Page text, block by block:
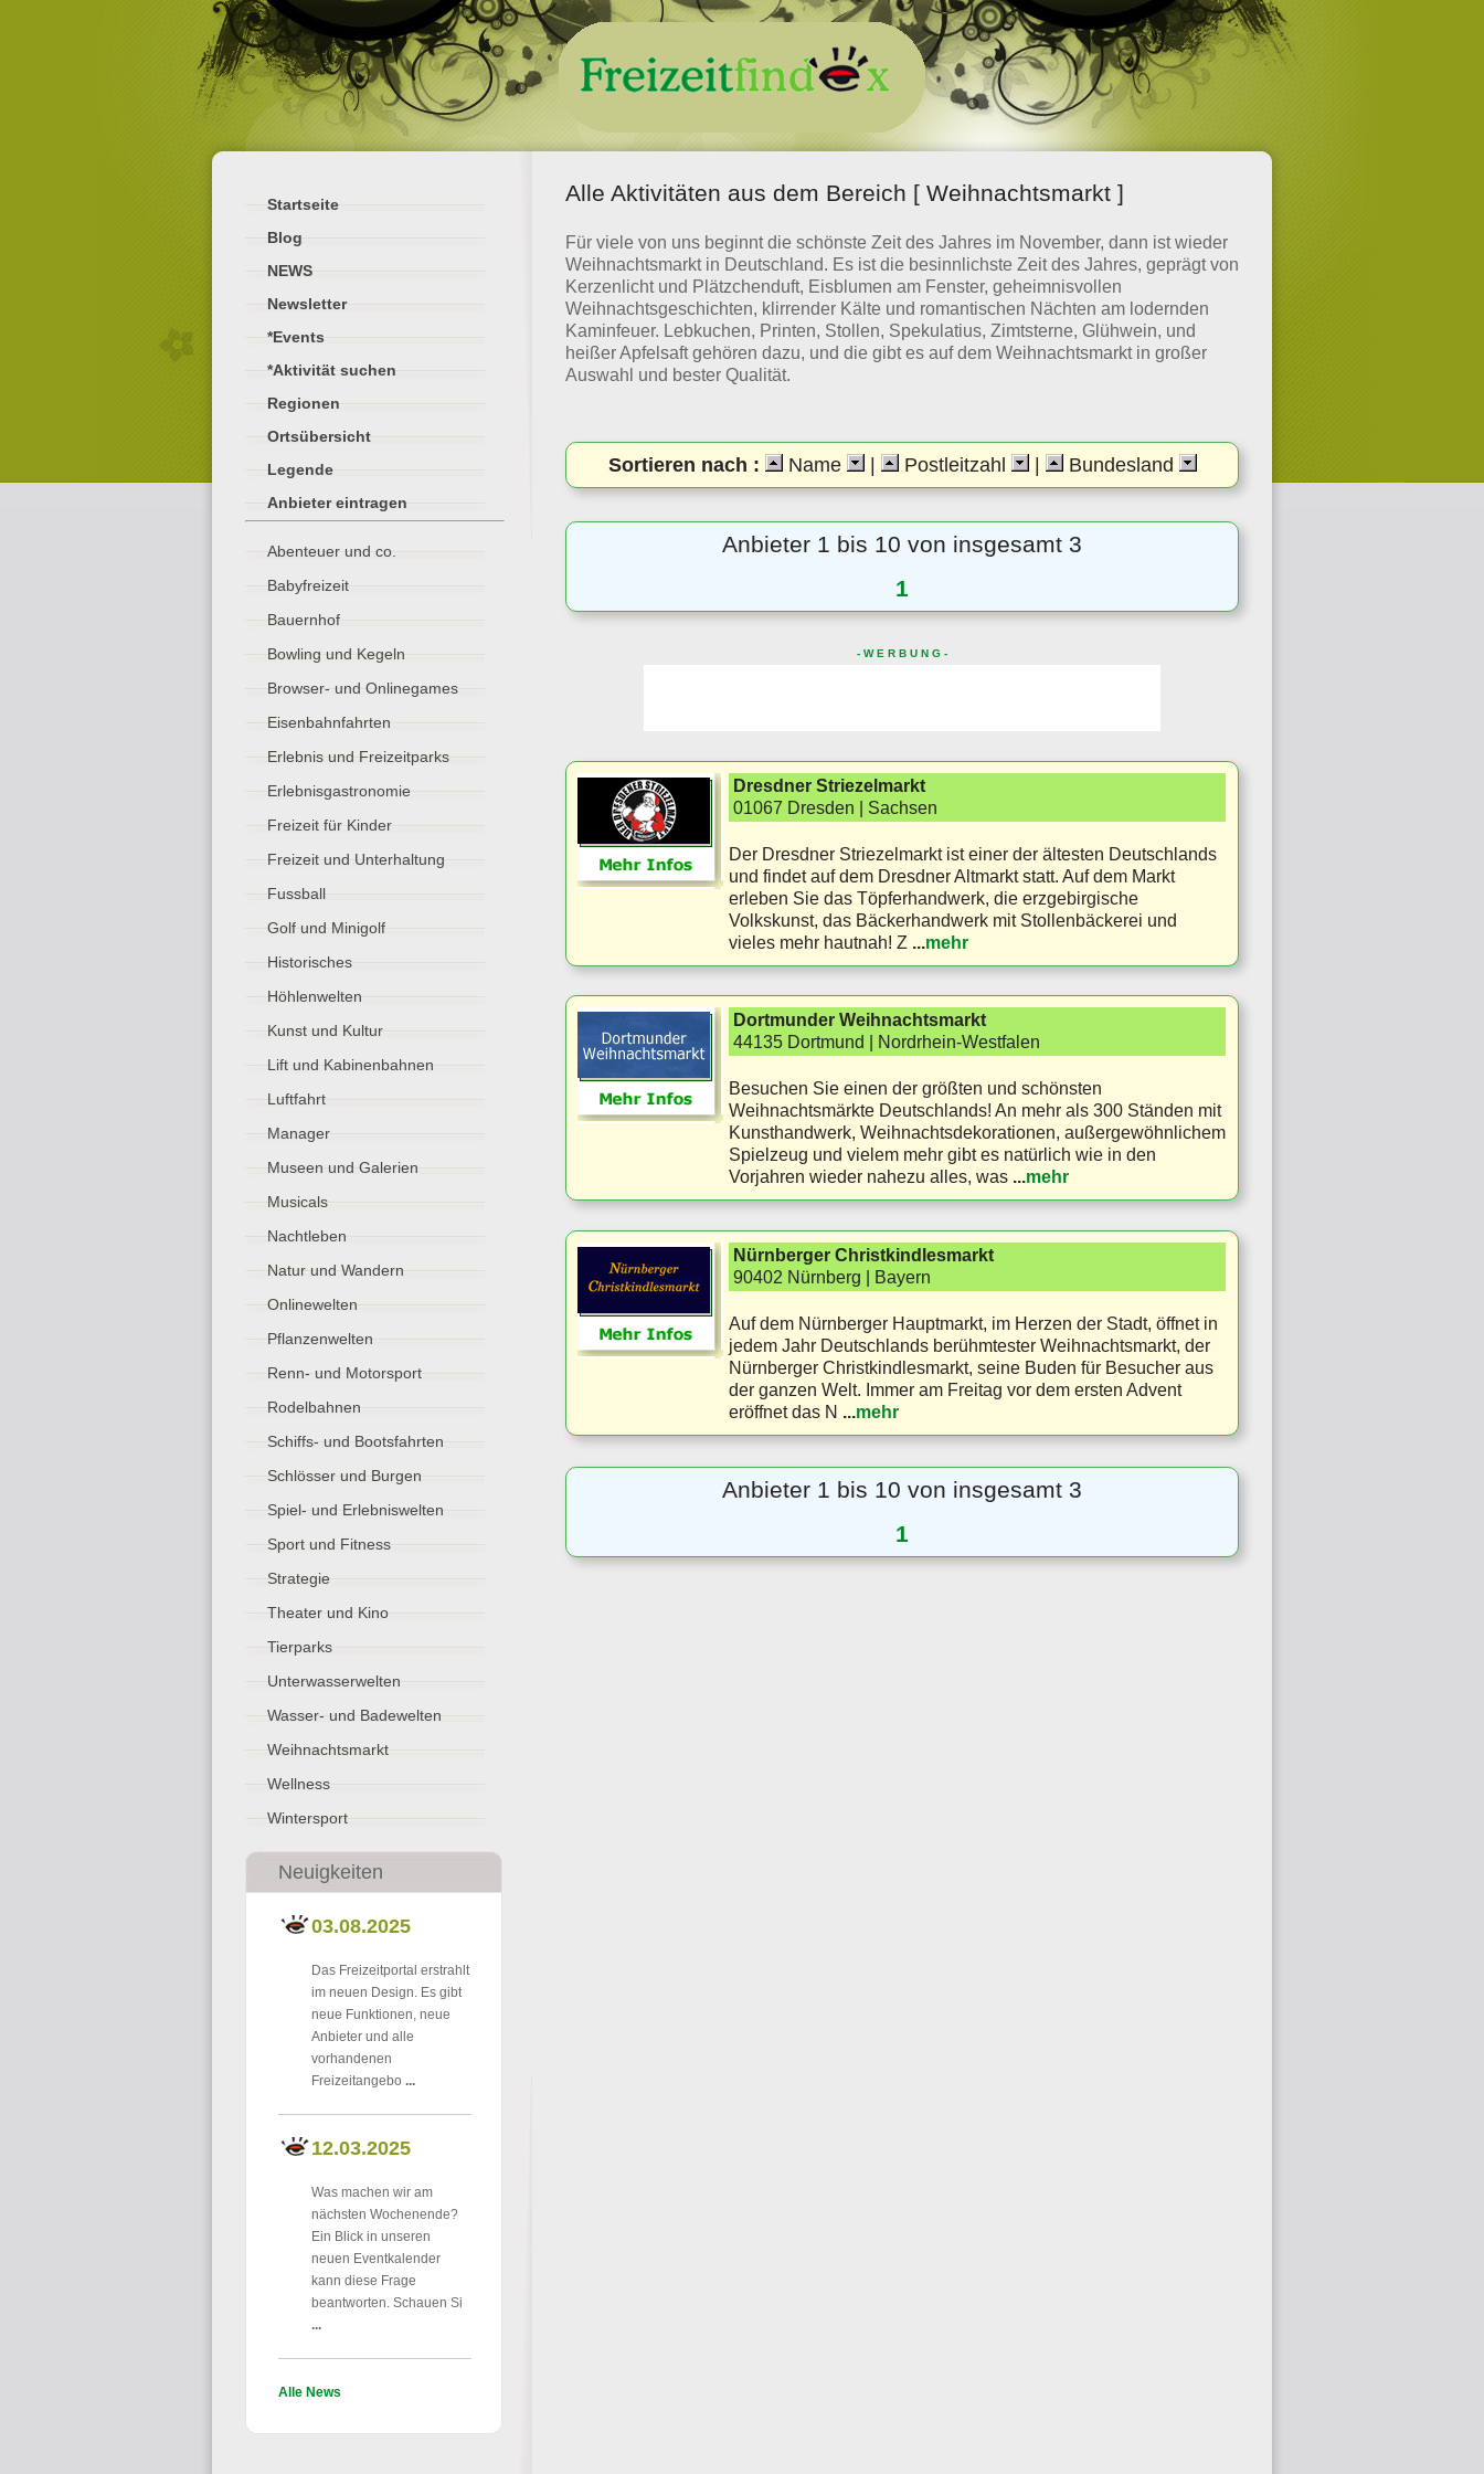
Startseite
Blog
NEWS
Newsletter
*Events
*Aktivität suchen
Regionen
Ortsübersicht
Legende
Anbieter eintragen
Abenteuer und co.
Babyfreizeit
Bauernhof
Bowling und Kegeln
Browser- und Onlinegames
Eisenbahnfahrten
Erlebnis und Freizeitparks
Erlebnisgastronomie
Freizeit für Kinder
Freizeit und Unterhaltung
Fussball
Golf und Minigolf
Historisches
Höhlenwelten
Kunst und Kultur
Lift und Kabinenbahnen
Luftfahrt
Manager
Museen und Galerien
Musicals
Nachtleben
Natur und Wandern
Onlinewelten
Pflanzenwelten
Renn- und Motorsport
Rodelbahnen
Schiffs- und Bootsfahrten
Schlösser und Burgen
Spiel- und Erlebniswelten
Sport und Fitness
Strategie
Theater und Kino
Tierparks
Unterwasserwelten
Wasser- und Badewelten
Weihnachtsmarkt
Wellness
Wintersport
Neuigkeiten
03.08.2025
Das Freizeitportal erstrahlt
im neuen Design. Es gibt
neue Funktionen, neue
Anbieter und alle
vorhandenen
Freizeitangebo ...
12.03.2025
Was machen wir am
nächsten Wochenende?
Ein Blick in unseren
neuen Eventkalender
kann diese Frage
beantworten. Schauen Si
...
Alle News
Alle Aktivitäten aus dem Bereich [ Weihnachtsmarkt ]
Für viele von uns beginnt die schönste Zeit des Jahres im November, dann ist wieder
Weihnachtsmarkt in Deutschland. Es ist die besinnlichste Zeit des Jahres, geprägt von
Kerzenlicht und Plätzchenduft, Eisblumen am Fenster, geheimnisvollen
Weihnachtsgeschichten, klirrender Kälte und romantischen Nächten am lodernden
Kaminfeuer. Lebkuchen, Printen, Stollen, Spekulatius, Zimtsterne, Glühwein, und
heißer Apfelsaft gehören dazu, und die gibt es auf dem Weihnachtsmarkt in großer
Auswahl und bester Qualität.
Sortieren nach : Name Postleitzahl Bundesland
Anbieter 1 bis 10 von insgesamt 3
1
- W E R B U N G -
Dresdner Striezelmarkt
01067 Dresden | Sachsen
Der Dresdner Striezelmarkt ist einer der ältesten Deutschlands
und findet auf dem Dresdner Altmarkt statt. Auf dem Markt
erleben Sie das Töpferhandwerk, die erzgebirgische
Volkskunst, das Bäckerhandwerk mit Stollenbäckerei und
vieles mehr hautnah! Z ...mehr
Dortmunder Weihnachtsmarkt
44135 Dortmund | Nordrhein-Westfalen
Besuchen Sie einen der größten und schönsten
Weihnachtsmärkte Deutschlands! An mehr als 300 Ständen mit
Kunsthandwerk, Weihnachtsdekorationen, außergewöhnlichem
Spielzeug und vielem mehr gibt es natürlich wie in den
Vorjahren wieder nahezu alles, was ...mehr
Nürnberger Christkindlesmarkt
90402 Nürnberg | Bayern
Auf dem Nürnberger Hauptmarkt, im Herzen der Stadt, öffnet in
jedem Jahr Deutschlands berühmtester Weihnachtsmarkt, der
Nürnberger Christkindlesmarkt, seine Buden für Besucher aus
der ganzen Welt. Immer am Freitag vor dem ersten Advent
eröffnet das N ...mehr
Anbieter 1 bis 10 von insgesamt 3
1